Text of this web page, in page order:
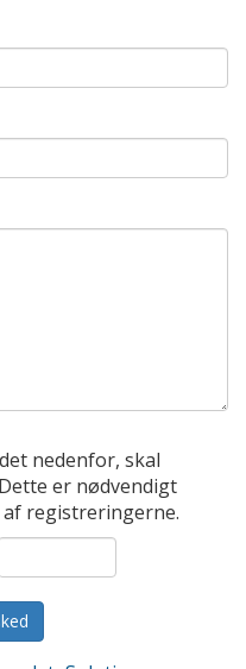
nedenfor, skal
er nødvendigt
registreringerne.